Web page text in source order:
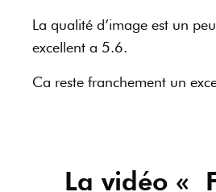
La qualité d’image est un
excellent a 5.6.
Ca reste franchement un
La vidéo «